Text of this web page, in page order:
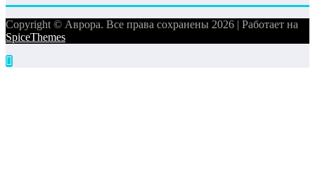
Copyright © Аврора. Все права сохранены 2026 | Работает на
SpiceThemes